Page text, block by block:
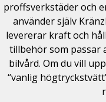
proffsverkstäder och
använder själv
levererar kraft och
tillbehör som passar
bilvård. Om du vill
“vanlig